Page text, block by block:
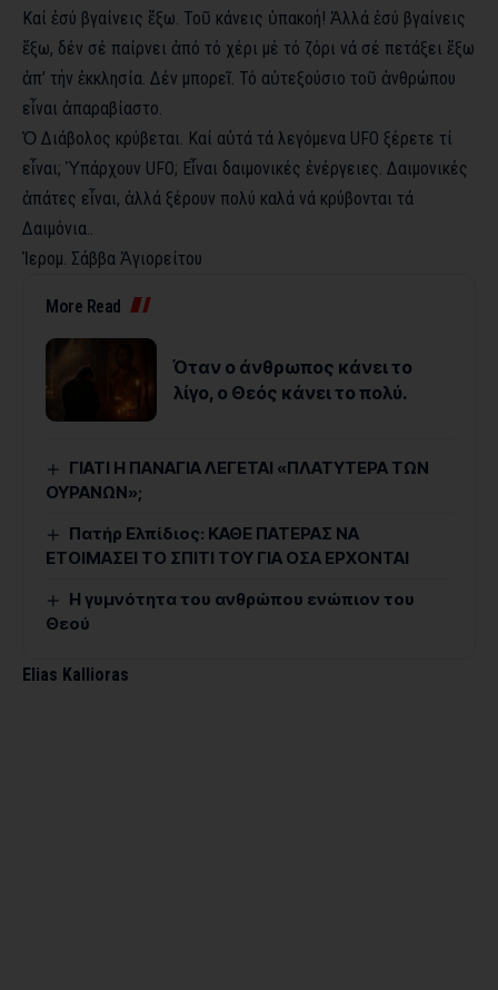
Καί ἐσύ βγαίνεις ἔξω. Τοῦ κάνεις ὑπακοή! Ἀλλά ἐσύ βγαίνεις
ἔξω, δέν σέ παίρνει ἀπό τό χέρι μέ τό ζόρι νά σέ πετάξει ἔξω
ἀπ’ τήν ἐκκλησία. Δέν μπορεῖ. Τό αὐτεξούσιο τοῦ ἀνθρώπου
εἶναι ἀπαραβίαστο.
Ὁ Διάβολος κρύβεται. Καί αὐτά τά λεγόμενα UFO ξέρετε τί
εἶναι; Ὑπάρχουν UFO; Εἶναι δαιμονικές ἐνέργειες. Δαιμονικές
ἀπάτες εἶναι, ἀλλά ξέρουν πολύ καλά νά κρύβονται τά
Δαιμόνια..
Ἱερομ. Σάββα Ἁγιορείτου
More Read
Όταν ο άνθρωπος κάνει το
λίγο, ο Θεός κάνει το πολύ.
ΓΙΑΤΙ Η ΠΑΝΑΓΙΑ ΛΕΓΕΤΑΙ «ΠΛΑΤΥΤΕΡΑ ΤΩΝ
ΟΥΡΑΝΩΝ»;
Πατήρ Ελπίδιος: ΚΑΘΕ ΠΑΤΕΡΑΣ ΝΑ
ΕΤΟΙΜΑΣΕΙ ΤΟ ΣΠΙΤΙ ΤΟΥ ΓΙΑ ΟΣΑ ΕΡΧΟΝΤΑΙ
Η γυμνότητα του ανθρώπου ενώπιον του
Θεού
Elias Kallioras